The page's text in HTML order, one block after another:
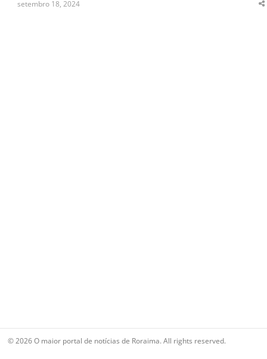
setembro 18, 2024
© 2026 O maior portal de notícias de Roraima. All rights reserved.